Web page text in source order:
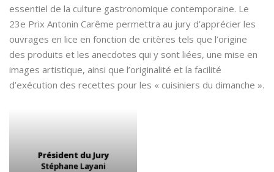
essentiel de la culture gastronomique contemporaine. Le
23e Prix Antonin Carême permettra au jury d’apprécier les
ouvrages en lice en fonction de critères tels que l’origine
des produits et les anecdotes qui y sont liées, une mise en
images artistique, ainsi que l’originalité et la facilité
d’exécution des recettes pour les « cuisiniers du dimanche ».
Président du Jury
Stéphane Layani